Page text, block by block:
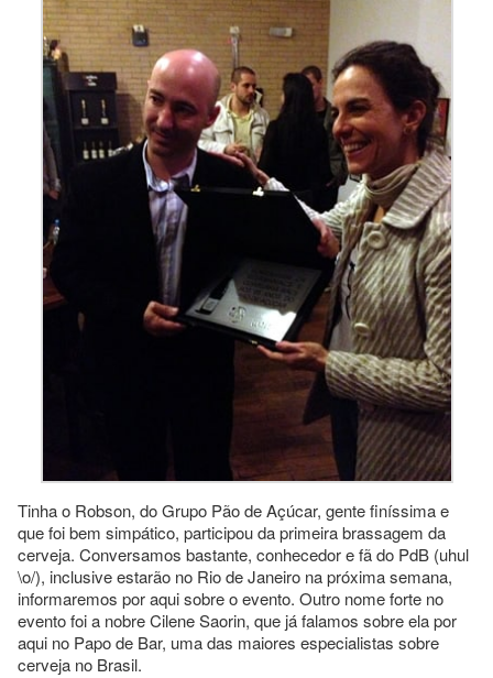
Tinha o Robson, do Grupo Pão de Açúcar, gente finíssima e
que foi bem simpático, participou da primeira brassagem da
cerveja. Conversamos bastante, conhecedor e fã do PdB (uhul
\o/), inclusive estarão no Rio de Janeiro na próxima semana,
informaremos por aqui sobre o evento. Outro nome forte no
evento foi a nobre Cilene Saorin, que já falamos sobre ela por
aqui no Papo de Bar, uma das maiores especialistas sobre
cerveja no Brasil.